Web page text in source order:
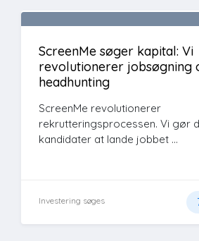
ScreenMe søger kapital: Vi
revolutionerer jobsøgning
headhunting
ScreenMe revolutionerer
rekrutteringsprocessen. Vi gør
kandidater at lande jobbet ...
Investering søges